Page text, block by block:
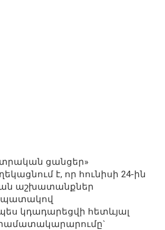
ցանցեր»
է, որ հունիսի 24-ին
աշխատանքներ
կդադարեցվի հետևյալ